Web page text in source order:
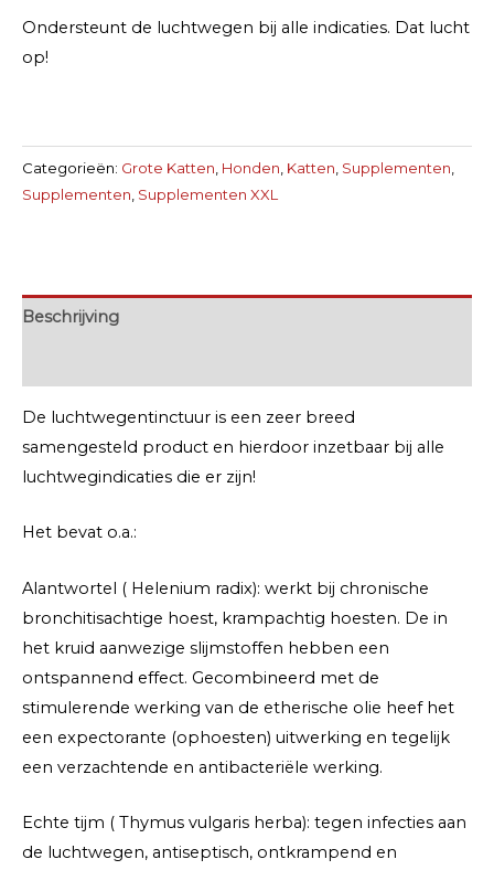
aantal
Ondersteunt de luchtwegen bij alle indicaties. Dat lucht
op!
Categorieën: Grote Katten Honden Katten Supplementen
Supplementen Supplementen XXL
Beschrijving
De luchtwegentinctuur is een zeer breed
samengesteld product en hierdoor inzetbaar bij alle
luchtwegindicaties die er zijn!
Het bevat o.a.:
Alantwortel ( Helenium radix): werkt bij chronische
bronchitisachtige hoest, krampachtig hoesten. De in
het kruid aanwezige slijmstoffen hebben een
ontspannend effect. Gecombineerd met de
stimulerende werking van de etherische olie heef het
een expectorante (ophoesten) uitwerking en tegelijk
een verzachtende en antibacteriële werking.
Echte tijm ( Thymus vulgaris herba): tegen infecties aan
de luchtwegen, antiseptisch, ontkrampend en